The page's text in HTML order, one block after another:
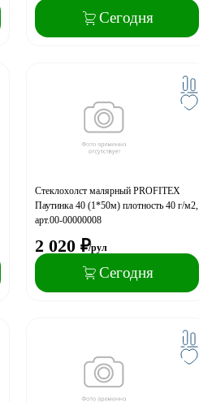
Сегодня
Стеклохолст малярный PROFITEX
Паутинка 40 (1*50м) плотность 40 г/м2,
арт.00-00000008
2 020 ₽/рул
Сегодня